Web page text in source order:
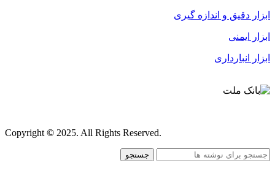
ابزار دقیق و اندازه گیری
ابزار ایمنی
ابزار انبارداری
Copyright© 2025. All Rights Reserved.
جستجو